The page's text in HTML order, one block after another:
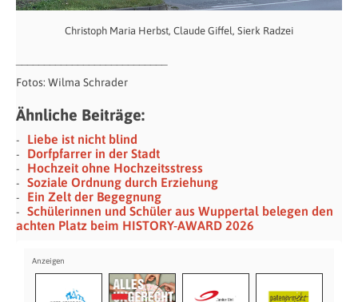
Christoph Maria Herbst, Claude Giffel, Sierk Radzei
Fotos: Wilma Schrader
Ähnliche Beiträge:
Liebe ist nicht blind
Dorfpfarrer in der Stadt
Hochzeit ohne Hochzeitsstress
Soziale Ordnung durch Erziehung
Ein Zelt der Begegnung
Schülerinnen und Schüler aus Wuppertal belegen den
achten Platz beim HISTORY-AWARD 2026